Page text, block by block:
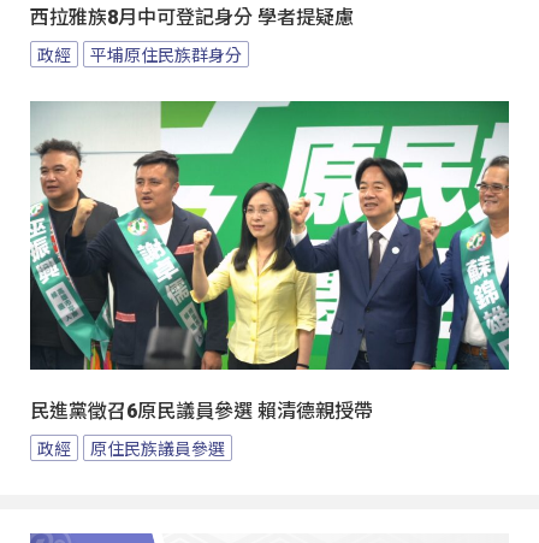
西拉雅族8月中可登記身分 學者提疑慮
政經 平埔原住民族群身分
民進黨徵召6原民議員參選 賴清德親授帶
政經 原住民族議員參選